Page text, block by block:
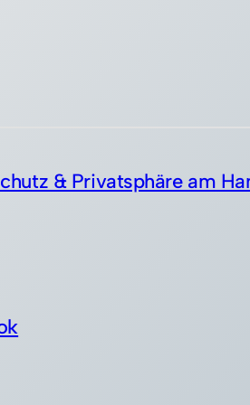
& Privatsphäre am